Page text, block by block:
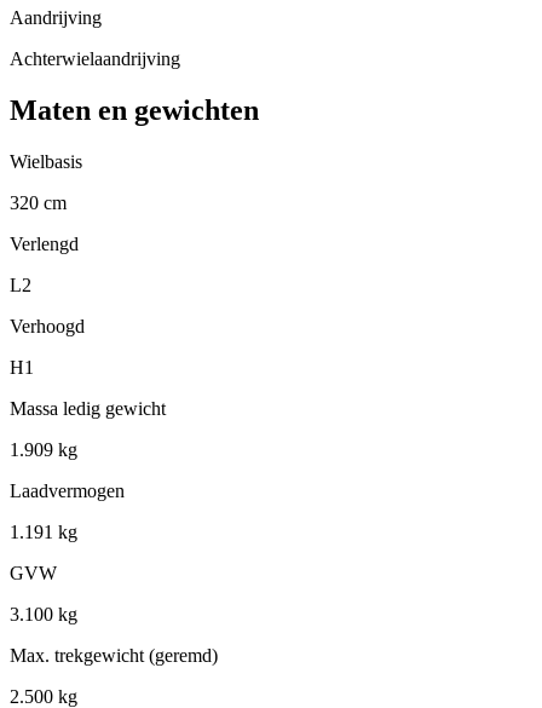
Aandrijving
Achterwielaandrijving
Maten en gewichten
Wielbasis
320 cm
Verlengd
L2
Verhoogd
H1
Massa ledig gewicht
1.909 kg
Laadvermogen
1.191 kg
GVW
3.100 kg
Max. trekgewicht (geremd)
2.500 kg